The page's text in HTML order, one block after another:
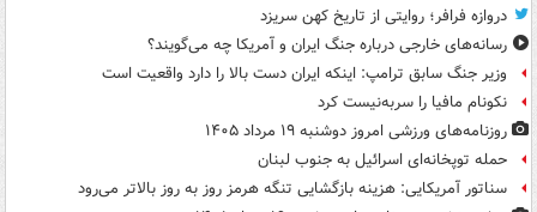
دروازه فرافر؛ روایتی از تاریخ کهن سریزد
رسانه‌های خارجی درباره جنگ ایران و آمریکا چه می‌گویند؟
وزیر جنگ سابق ترامپ: اینکه ایران دست بالا را دارد واقعیت است
نکونام مافیا را سربه‌نیست کرد
روزنامه‌های ورزشی امروز دوشنبه ۱۹ مرداد ۱۴۰۵
حمله توپخانه‌ای اسرائیل به جنوب لبنان
سناتور آمریکایی: هزینه بازگشایی تنگه هرمز روز به روز بالاتر می‌رود